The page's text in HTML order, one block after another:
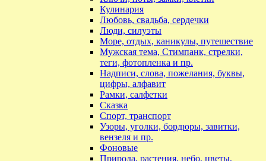
Кулинария
Любовь, свадьба, сердечки
Люди, силуэты
Море, отдых, каникулы, путешествие
Мужская тема, Стимпанк, стрелки,
теги, фотопленка и пр.
Надписи, слова, пожелания, буквы,
цифры, алфавит
Рамки, салфетки
Сказка
Спорт, транспорт
Узоры, уголки, бордюры, завитки,
вензеля и пр.
Фоновые
Природа, растения, небо, цветы,